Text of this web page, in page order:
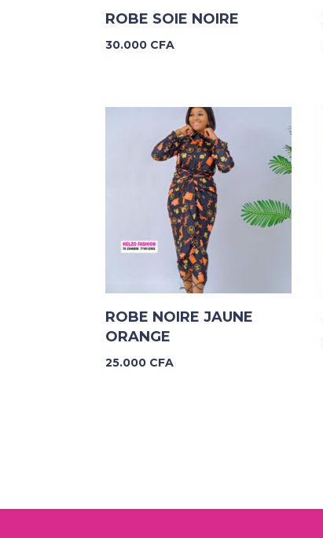
ROBE SOIE NOIRE
30.000 CFA
ROBE NOIRE JAUNE
ORANGE
25.000 CFA